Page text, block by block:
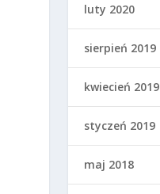
luty 2020
sierpień 2019
kwiecień 2019
styczeń 2019
maj 2018